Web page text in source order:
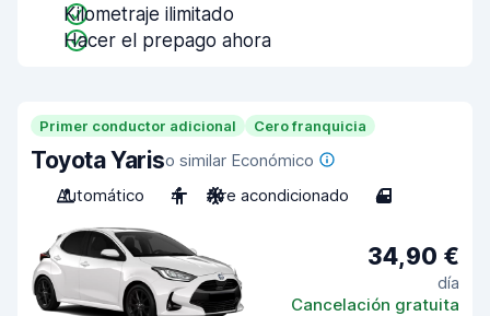
Kilometraje ilimitado
Hacer el prepago ahora
Primer conductor adicional Cero franquicia
Toyota Yariso similar Económico
Automático
4 Aire acondicionado 4
34,90 €
día
Cancelación gratuita